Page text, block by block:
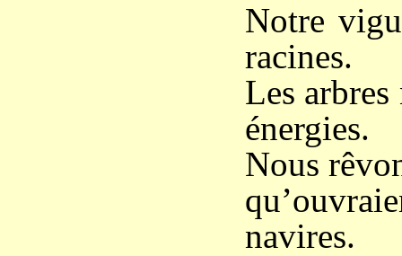
Notre
racines.
Les
énergies.
Nous
navires.